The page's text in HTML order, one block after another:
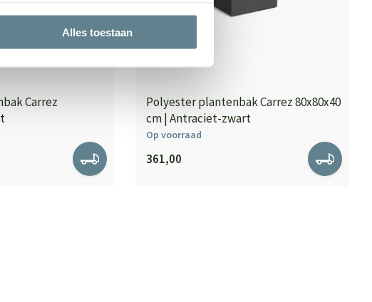
Alles toestaan
Carrez
Polyester plantenbak Carrez 80x80x40
cm | Antraciet-zwart
Op voorraad
361,00